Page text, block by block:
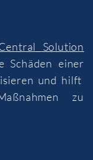
Solution
Schäden einer
und hilft
zu